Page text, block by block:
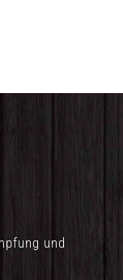
und